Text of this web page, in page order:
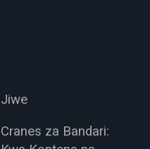
Jiwe
Cranes za Bandari: